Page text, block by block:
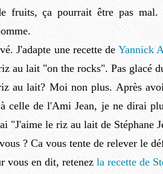
fruits, ça pourrait être pas
J'adapte une recette de Yannick
au lait "on the rocks". Pas glacé
au lait? Moi non plus. Après
celle de l'Ami Jean, je ne dirai
"J'aime le riz au lait de Stéphane
? Ca vous tente de relever le
vous en dit, retenez la recette de